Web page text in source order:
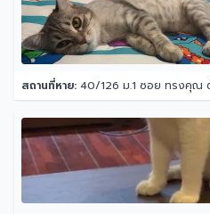
สถานที่หาย: 40/126 ม.1 ซอย ทรงคุณ